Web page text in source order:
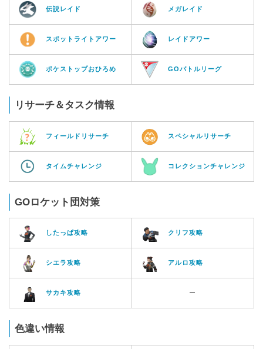
伝説レイド メガレイド
スポットライトアワー レイドアワー
ポケストップおひろめ GOバトルリーグ
リサーチ＆タスク情報
フィールドリサーチ スペシャルリサーチ
タイムチャレンジ コレクションチャレンジ
GOロケット団対策
したっぱ攻略 クリフ攻略
シエラ攻略 アルロ攻略
サカキ攻略 ー
色違い情報